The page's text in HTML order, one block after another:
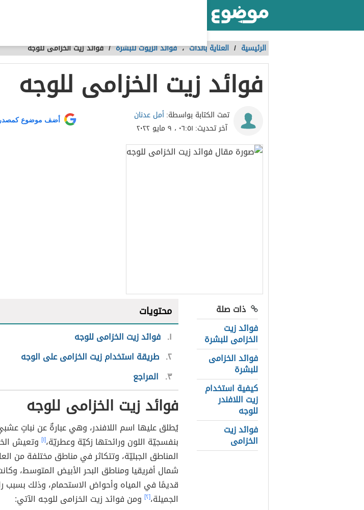
الرئيسية / العناية بالذات،فوائد الزيوت للبشرة /فوائد زيت الخزامى للوجه
فوائد زيت الخزامى للوجه
تمت الكتابة بواسطة:أمل عدنان
آخر تحديث: ٠٦:٥١ ، ٩ مايو ٢٠٢٢
أضف موضوع
ذات صلة
فوائد زيت
الخزامى للبشرة
فوائد الخزامى
للبشرة
كيفية استخدام
زيت اللافندر
للوجه
فوائد زيت
الخزامى
محتويات
١ فوائد زيت الخزامى للوجه
٢ طريقة استخدام زيت الخزامى على الوجه
٣ المراجع
فوائد زيت الخزامى للوجه
يُطلق عليها اسم اللافندر، وهي عبارةٌ عن نباتٍ
بنفسجيّة اللون ورائحتها زكيّة وعطريّة،[١] وتعيش
المناطق الجبليّة، وتتكاثر في مناطق مختلفة من
شمال أفريقيا ومناطق البحر الأبيض المتوسط،
قديمًا في المياه وأحواض الاستحمام، وذلك بسبب
الجميلة،[٢]
ومن فوائد زيت الخزامى للوجه الآتي: